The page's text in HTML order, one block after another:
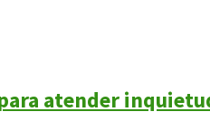
atender